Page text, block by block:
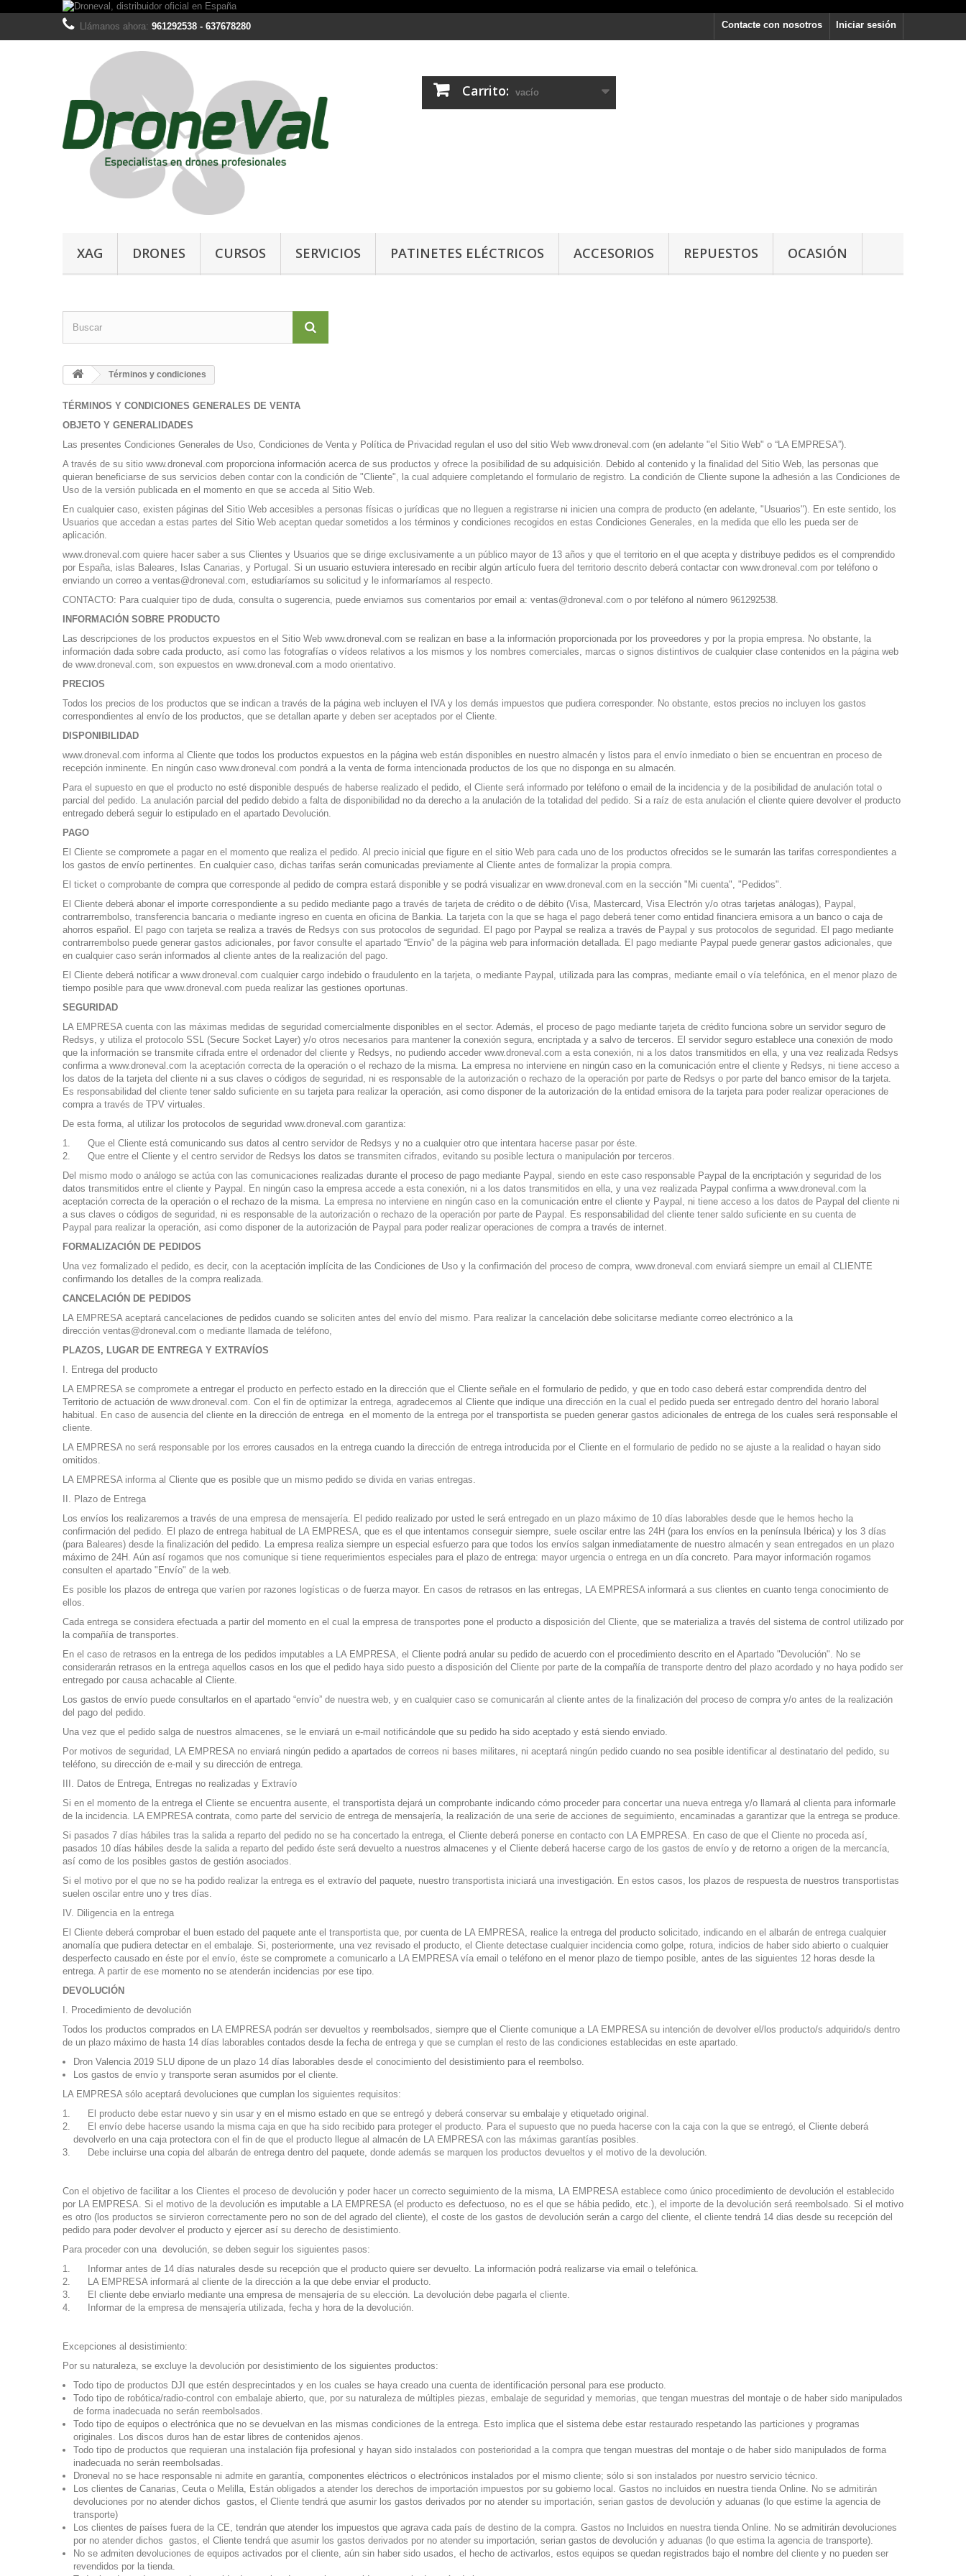
Iniciar sesión
Contacte con nosotros
Llámanos ahora: 961292538 - 637678280
Carrito: vacío
XAG DRONES CURSOS SERVICIOS PATINETES ELÉCTRICOS ACCESORIOS REPUESTOS OCASIÓN
Términos y condiciones
TÉRMINOS Y CONDICIONES GENERALES DE VENTA
OBJETO Y GENERALIDADES
Las presentes Condiciones Generales de Uso, Condiciones de Venta y Política de Privacidad regulan el uso del sitio Web www.droneval.com (en adelante "el Sitio Web" o “LA EMPRESA”).
A través de su sitio www.droneval.com proporciona información acerca de sus productos y ofrece la posibilidad de su adquisición. Debido al contenido y la finalidad del Sitio Web, las personas que
quieran beneficiarse de sus servicios deben contar con la condición de "Cliente", la cual adquiere completando el formulario de registro. La condición de Cliente supone la adhesión a las Condiciones de
Uso de la versión publicada en el momento en que se acceda al Sitio Web.
En cualquier caso, existen páginas del Sitio Web accesibles a personas físicas o jurídicas que no lleguen a registrarse ni inicien una compra de producto (en adelante, "Usuarios"). En este sentido, los
Usuarios que accedan a estas partes del Sitio Web aceptan quedar sometidos a los términos y condiciones recogidos en estas Condiciones Generales, en la medida que ello les pueda ser de
aplicación.
www.droneval.com quiere hacer saber a sus Clientes y Usuarios que se dirige exclusivamente a un público mayor de 13 años y que el territorio en el que acepta y distribuye pedidos es el comprendido
por España, islas Baleares, Islas Canarias, y Portugal. Si un usuario estuviera interesado en recibir algún artículo fuera del territorio descrito deberá contactar con www.droneval.com por teléfono o
enviando un correo a ventas@droneval.com, estudiaríamos su solicitud y le informaríamos al respecto.
CONTACTO: Para cualquier tipo de duda, consulta o sugerencia, puede enviarnos sus comentarios por email a: ventas@droneval.com o por teléfono al número 961292538.
INFORMACIÓN SOBRE PRODUCTO
Las descripciones de los productos expuestos en el Sitio Web www.droneval.com se realizan en base a la información proporcionada por los proveedores y por la propia empresa. No obstante, la
información dada sobre cada producto, así como las fotografías o vídeos relativos a los mismos y los nombres comerciales, marcas o signos distintivos de cualquier clase contenidos en la página web
de www.droneval.com, son expuestos en www.droneval.com a modo orientativo.
PRECIOS
Todos los precios de los productos que se indican a través de la página web incluyen el IVA y los demás impuestos que pudiera corresponder. No obstante, estos precios no incluyen los gastos
correspondientes al envío de los productos, que se detallan aparte y deben ser aceptados por el Cliente.
DISPONIBILIDAD
www.droneval.com informa al Cliente que todos los productos expuestos en la página web están disponibles en nuestro almacén y listos para el envío inmediato o bien se encuentran en proceso de
recepción inminente. En ningún caso www.droneval.com pondrá a la venta de forma intencionada productos de los que no disponga en su almacén.
Para el supuesto en que el producto no esté disponible después de haberse realizado el pedido, el Cliente será informado por teléfono o email de la incidencia y de la posibilidad de anulación total o
parcial del pedido. La anulación parcial del pedido debido a falta de disponibilidad no da derecho a la anulación de la totalidad del pedido. Si a raíz de esta anulación el cliente quiere devolver el producto
entregado deberá seguir lo estipulado en el apartado Devolución.
PAGO
El Cliente se compromete a pagar en el momento que realiza el pedido. Al precio inicial que figure en el sitio Web para cada uno de los productos ofrecidos se le sumarán las tarifas correspondientes a
los gastos de envío pertinentes. En cualquier caso, dichas tarifas serán comunicadas previamente al Cliente antes de formalizar la propia compra.
El ticket o comprobante de compra que corresponde al pedido de compra estará disponible y se podrá visualizar en www.droneval.com en la sección "Mi cuenta", "Pedidos".
El Cliente deberá abonar el importe correspondiente a su pedido mediante pago a través de tarjeta de crédito o de débito (Visa, Mastercard, Visa Electrón y/o otras tarjetas análogas), Paypal,
contrarrembolso, transferencia bancaria o mediante ingreso en cuenta en oficina de Bankia. La tarjeta con la que se haga el pago deberá tener como entidad financiera emisora a un banco o caja de
ahorros español. El pago con tarjeta se realiza a través de Redsys con sus protocolos de seguridad. El pago por Paypal se realiza a través de Paypal y sus protocolos de seguridad. El pago mediante
contrarrembolso puede generar gastos adicionales, por favor consulte el apartado “Envío” de la página web para información detallada. El pago mediante Paypal puede generar gastos adicionales, que
en cualquier caso serán informados al cliente antes de la realización del pago.
El Cliente deberá notificar a www.droneval.com cualquier cargo indebido o fraudulento en la tarjeta, o mediante Paypal, utilizada para las compras, mediante email o vía telefónica, en el menor plazo de
tiempo posible para que www.droneval.com pueda realizar las gestiones oportunas.
SEGURIDAD
LA EMPRESA cuenta con las máximas medidas de seguridad comercialmente disponibles en el sector. Además, el proceso de pago mediante tarjeta de crédito funciona sobre un servidor seguro de
Redsys, y utiliza el protocolo SSL (Secure Socket Layer) y/o otros necesarios para mantener la conexión segura, encriptada y a salvo de terceros. El servidor seguro establece una conexión de modo
que la información se transmite cifrada entre el ordenador del cliente y Redsys, no pudiendo acceder www.droneval.com a esta conexión, ni a los datos transmitidos en ella, y una vez realizada Redsys
confirma a www.droneval.com la aceptación correcta de la operación o el rechazo de la misma. La empresa no interviene en ningún caso en la comunicación entre el cliente y Redsys, ni tiene acceso a
los datos de la tarjeta del cliente ni a sus claves o códigos de seguridad, ni es responsable de la autorización o rechazo de la operación por parte de Redsys o por parte del banco emisor de la tarjeta.
Es responsabilidad del cliente tener saldo suficiente en su tarjeta para realizar la operación, asi como disponer de la autorización de la entidad emisora de la tarjeta para poder realizar operaciones de
compra a través de TPV virtuales.
De esta forma, al utilizar los protocolos de seguridad www.droneval.com garantiza:
Que el Cliente está comunicando sus datos al centro servidor de Redsys y no a cualquier otro que intentara hacerse pasar por éste.
Que entre el Cliente y el centro servidor de Redsys los datos se transmiten cifrados, evitando su posible lectura o manipulación por terceros.
Del mismo modo o análogo se actúa con las comunicaciones realizadas durante el proceso de pago mediante Paypal, siendo en este caso responsable Paypal de la encriptación y seguridad de los
datos transmitidos entre el cliente y Paypal. En ningún caso la empresa accede a esta conexión, ni a los datos transmitidos en ella, y una vez realizada Paypal confirma a www.droneval.com la
aceptación correcta de la operación o el rechazo de la misma. La empresa no interviene en ningún caso en la comunicación entre el cliente y Paypal, ni tiene acceso a los datos de Paypal del cliente ni
a sus claves o códigos de seguridad, ni es responsable de la autorización o rechazo de la operación por parte de Paypal. Es responsabilidad del cliente tener saldo suficiente en su cuenta de
Paypal para realizar la operación, asi como disponer de la autorización de Paypal para poder realizar operaciones de compra a través de internet.
FORMALIZACIÓN DE PEDIDOS
Una vez formalizado el pedido, es decir, con la aceptación implícita de las Condiciones de Uso y la confirmación del proceso de compra, www.droneval.com enviará siempre un email al CLIENTE
confirmando los detalles de la compra realizada.
CANCELACIÓN DE PEDIDOS
LA EMPRESA aceptará cancelaciones de pedidos cuando se soliciten antes del envío del mismo. Para realizar la cancelación debe solicitarse mediante correo electrónico a la
dirección ventas@droneval.com o mediante llamada de teléfono,
PLAZOS, LUGAR DE ENTREGA Y EXTRAVÍOS
I. Entrega del producto
LA EMPRESA se compromete a entregar el producto en perfecto estado en la dirección que el Cliente señale en el formulario de pedido, y que en todo caso deberá estar comprendida dentro del
Territorio de actuación de www.droneval.com. Con el fin de optimizar la entrega, agradecemos al Cliente que indique una dirección en la cual el pedido pueda ser entregado dentro del horario laboral
habitual. En caso de ausencia del cliente en la dirección de entrega en el momento de la entrega por el transportista se pueden generar gastos adicionales de entrega de los cuales será responsable el
cliente.
LA EMPRESA no será responsable por los errores causados en la entrega cuando la dirección de entrega introducida por el Cliente en el formulario de pedido no se ajuste a la realidad o hayan sido
omitidos.
LA EMPRESA informa al Cliente que es posible que un mismo pedido se divida en varias entregas.
II. Plazo de Entrega
Los envíos los realizaremos a través de una empresa de mensajería. El pedido realizado por usted le será entregado en un plazo máximo de 10 días laborables desde que le hemos hecho la
confirmación del pedido. El plazo de entrega habitual de LA EMPRESA, que es el que intentamos conseguir siempre, suele oscilar entre las 24H (para los envíos en la península Ibérica) y los 3 días
(para Baleares) desde la finalización del pedido. La empresa realiza siempre un especial esfuerzo para que todos los envíos salgan inmediatamente de nuestro almacén y sean entregados en un plazo
máximo de 24H. Aún así rogamos que nos comunique si tiene requerimientos especiales para el plazo de entrega: mayor urgencia o entrega en un día concreto. Para mayor información rogamos
consulten el apartado "Envío" de la web.
Es posible los plazos de entrega que varíen por razones logísticas o de fuerza mayor. En casos de retrasos en las entregas, LA EMPRESA informará a sus clientes en cuanto tenga conocimiento de
ellos.
Cada entrega se considera efectuada a partir del momento en el cual la empresa de transportes pone el producto a disposición del Cliente, que se materializa a través del sistema de control utilizado por
la compañía de transportes.
En el caso de retrasos en la entrega de los pedidos imputables a LA EMPRESA, el Cliente podrá anular su pedido de acuerdo con el procedimiento descrito en el Apartado "Devolución". No se
considerarán retrasos en la entrega aquellos casos en los que el pedido haya sido puesto a disposición del Cliente por parte de la compañía de transporte dentro del plazo acordado y no haya podido ser
entregado por causa achacable al Cliente.
Los gastos de envío puede consultarlos en el apartado “envío” de nuestra web, y en cualquier caso se comunicarán al cliente antes de la finalización del proceso de compra y/o antes de la realización
del pago del pedido.
Una vez que el pedido salga de nuestros almacenes, se le enviará un e-mail notificándole que su pedido ha sido aceptado y está siendo enviado.
Por motivos de seguridad, LA EMPRESA no enviará ningún pedido a apartados de correos ni bases militares, ni aceptará ningún pedido cuando no sea posible identificar al destinatario del pedido, su
teléfono, su dirección de e-mail y su dirección de entrega.
III. Datos de Entrega, Entregas no realizadas y Extravío
Si en el momento de la entrega el Cliente se encuentra ausente, el transportista dejará un comprobante indicando cómo proceder para concertar una nueva entrega y/o llamará al clienta para informarle
de la incidencia. LA EMPRESA contrata, como parte del servicio de entrega de mensajería, la realización de una serie de acciones de seguimiento, encaminadas a garantizar que la entrega se produce.
Si pasados 7 días hábiles tras la salida a reparto del pedido no se ha concertado la entrega, el Cliente deberá ponerse en contacto con LA EMPRESA. En caso de que el Cliente no proceda así,
pasados 10 días hábiles desde la salida a reparto del pedido éste será devuelto a nuestros almacenes y el Cliente deberá hacerse cargo de los gastos de envío y de retorno a origen de la mercancía,
así como de los posibles gastos de gestión asociados.
Si el motivo por el que no se ha podido realizar la entrega es el extravío del paquete, nuestro transportista iniciará una investigación. En estos casos, los plazos de respuesta de nuestros transportistas
suelen oscilar entre uno y tres días.
IV. Diligencia en la entrega
El Cliente deberá comprobar el buen estado del paquete ante el transportista que, por cuenta de LA EMPRESA, realice la entrega del producto solicitado, indicando en el albarán de entrega cualquier
anomalía que pudiera detectar en el embalaje. Si, posteriormente, una vez revisado el producto, el Cliente detectase cualquier incidencia como golpe, rotura, indicios de haber sido abierto o cualquier
desperfecto causado en éste por el envío, éste se compromete a comunicarlo a LA EMPRESA vía email o teléfono en el menor plazo de tiempo posible, antes de las siguientes 12 horas desde la
entrega. A partir de ese momento no se atenderán incidencias por ese tipo.
DEVOLUCIÓN
I. Procedimiento de devolución
Todos los productos comprados en LA EMPRESA podrán ser devueltos y reembolsados, siempre que el Cliente comunique a LA EMPRESA su intención de devolver el/los producto/s adquirido/s dentro
de un plazo máximo de hasta 14 días laborables contados desde la fecha de entrega y que se cumplan el resto de las condiciones establecidas en este apartado.
Dron Valencia 2019 SLU dipone de un plazo 14 días laborables desde el conocimiento del desistimiento para el reembolso.
Los gastos de envío y transporte seran asumidos por el cliente.
LA EMPRESA sólo aceptará devoluciones que cumplan los siguientes requisitos:
El producto debe estar nuevo y sin usar y en el mismo estado en que se entregó y deberá conservar su embalaje y etiquetado original.
El envío debe hacerse usando la misma caja en que ha sido recibido para proteger el producto. Para el supuesto que no pueda hacerse con la caja con la que se entregó, el Cliente deberá
devolverlo en una caja protectora con el fin de que el producto llegue al almacén de LA EMPRESA con las máximas garantías posibles.
Debe incluirse una copia del albarán de entrega dentro del paquete, donde además se marquen los productos devueltos y el motivo de la devolución.
Con el objetivo de facilitar a los Clientes el proceso de devolución y poder hacer un correcto seguimiento de la misma, LA EMPRESA establece como único procedimiento de devolución el establecido
por LA EMPRESA. Si el motivo de la devolución es imputable a LA EMPRESA (el producto es defectuoso, no es el que se hábia pedido, etc.), el importe de la devolución será reembolsado. Si el motivo
es otro (los productos se sirvieron correctamente pero no son de del agrado del cliente), el coste de los gastos de devolución serán a cargo del cliente, el cliente tendrá 14 dias desde su recepción del
pedido para poder devolver el producto y ejercer así su derecho de desistimiento.
Para proceder con una devolución, se deben seguir los siguientes pasos:
Informar antes de 14 días naturales desde su recepción que el producto quiere ser devuelto. La información podrá realizarse via email o telefónica.
LA EMPRESA informará al cliente de la dirección a la que debe enviar el producto.
El cliente debe enviarlo mediante una empresa de mensajería de su elección. La devolución debe pagarla el cliente.
Informar de la empresa de mensajería utilizada, fecha y hora de la devolución.
Excepciones al desistimiento:
Por su naturaleza, se excluye la devolución por desistimiento de los siguientes productos:
Todo tipo de productos DJI que estén desprecintados y en los cuales se haya creado una cuenta de identificación personal para ese producto.
Todo tipo de robótica/radio-control con embalaje abierto, que, por su naturaleza de múltiples piezas, embalaje de seguridad y memorias, que tengan muestras del montaje o de haber sido manipulados
de forma inadecuada no serán reembolsados.
Todo tipo de equipos o electrónica que no se devuelvan en las mismas condiciones de la entrega. Esto implica que el sistema debe estar restaurado respetando las particiones y programas
originales. Los discos duros han de estar libres de contenidos ajenos.
Todo tipo de productos que requieran una instalación fija profesional y hayan sido instalados con posterioridad a la compra que tengan muestras del montaje o de haber sido manipulados de forma
inadecuada no serán reembolsadas.
Droneval no se hace responsable ni admite en garantía, componentes eléctricos o electrónicos instalados por el mismo cliente; sólo si son instalados por nuestro servicio técnico.
Los clientes de Canarias, Ceuta o Melilla, Están obligados a atender los derechos de importación impuestos por su gobierno local. Gastos no incluidos en nuestra tienda Online. No se admitirán
devoluciones por no atender dichos gastos, el Cliente tendrá que asumir los gastos derivados por no atender su importación, serian gastos de devolución y aduanas (lo que estime la agencia de
transporte)
Los clientes de países fuera de la CE, tendrán que atender los impuestos que agrava cada país de destino de la compra. Gastos no Incluidos en nuestra tienda Online. No se admitirán devoluciones
por no atender dichos gastos, el Cliente tendrá que asumir los gastos derivados por no atender su importación, serian gastos de devolución y aduanas (lo que estima la agencia de transporte).
No se admiten devoluciones de equipos activados por el cliente, aún sin haber sido usados, el hecho de activarlos, estos equipos se quedan registrados bajo el nombre del cliente y no pueden ser
revendidos por la tienda.